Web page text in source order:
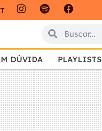
DÚVIDA PLAYLISTS